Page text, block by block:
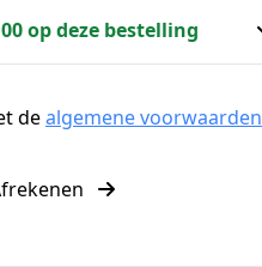
op deze bestelling
dealgemene voorwaarden